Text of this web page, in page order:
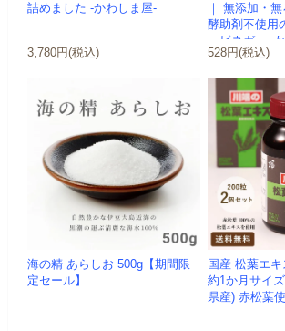
詰めました -かわしま屋-
3,780円(税込)
｜ 無添加・
酵助剤不使用
ービネガー -
528円(税込)
海の精 あらしお 500g【期間限
定セール】
国産 松葉エ
約1か月サイ
県産) 赤松葉